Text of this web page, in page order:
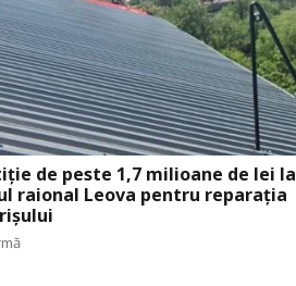
de peste 1,7 milioane de lei la
raional Leova pentru reparația